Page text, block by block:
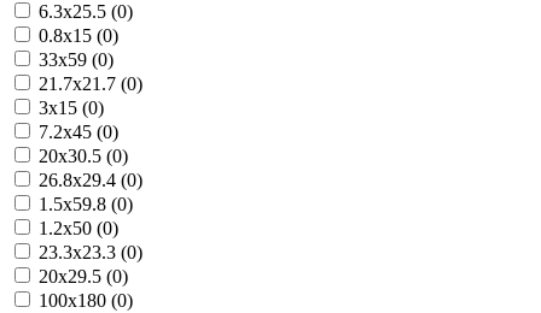
6.3x25.5 (0)
0.8x15 (0)
33x59 (0)
21.7x21.7 (0)
3x15 (0)
7.2x45 (0)
20x30.5 (0)
26.8x29.4 (0)
1.5x59.8 (0)
1.2x50 (0)
23.3x23.3 (0)
20x29.5 (0)
100x180 (0)